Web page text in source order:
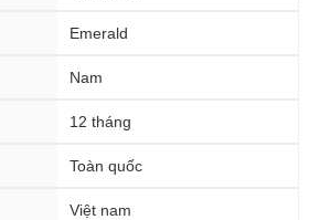
Emerald
Nam
12 tháng
Toàn quốc
Việt nam